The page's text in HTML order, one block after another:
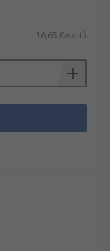
16,65 €/unità